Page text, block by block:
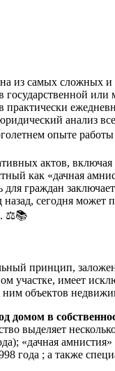
самых сложных
или
анализ
опыте работы
актов,
как «дачная
граждан
назад, сегодня
⚖️📚
принцип,
имеет
объектов
домом в
выделяет
«дачная
года ; а также